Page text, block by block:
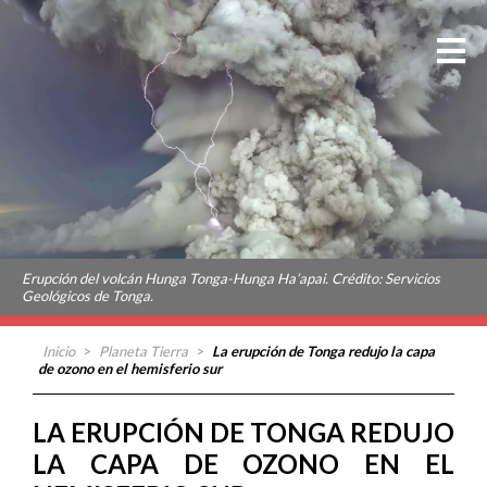
Erupción del volcán Hunga Tonga-Hunga Ha’apai. Crédito: Servicios
Geológicos de Tonga.
Inicio > Planeta Tierra > La erupción de Tonga redujo la capa
de ozono en el hemisferio sur
LA ERUPCIÓN DE TONGA REDUJO
LA CAPA DE OZONO EN EL